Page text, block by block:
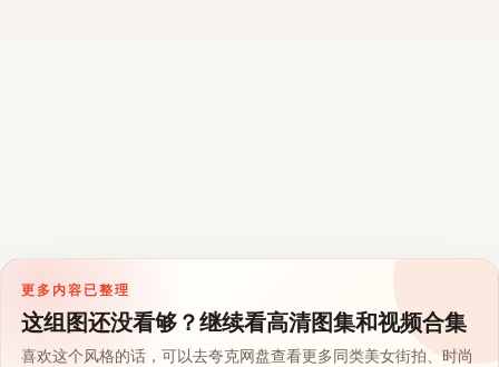
更多内容已整理
这组图还没看够？继续看高清图集和视频合集
喜欢这个风格的话，可以去夸克网盘查看更多同类美女街拍、时尚